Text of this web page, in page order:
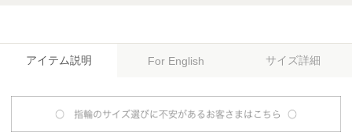
アイテム説明 For English サイズ詳細